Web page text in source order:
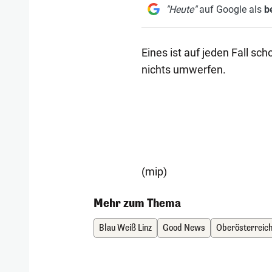
"Heute"auf Google als
Eines ist auf jeden Fall
nichts umwerfen.
(mip)
Mehr zum Thema
Blau Weiß Linz Good News